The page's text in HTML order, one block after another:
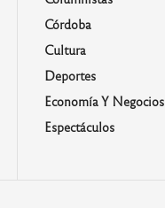
Córdoba
Cultura
Deportes
Economía Y Negocios
Espectáculos